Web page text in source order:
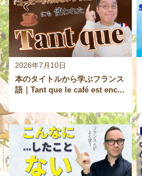
2026年7月10日
本のタイトルから学ぶフランス
語｜Tant que le café est enc...